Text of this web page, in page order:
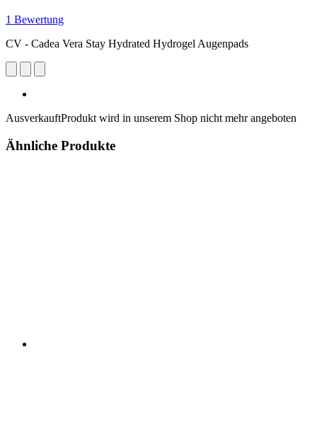
1 Bewertung
CV - Cadea Vera Stay Hydrated Hydrogel Augenpads
AusverkauftProdukt wird in unserem Shop nicht mehr angeboten
Ähnliche Produkte